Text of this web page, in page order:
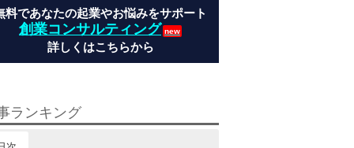
料であなたの起業やお悩みをサポート
創業コンサルティング
詳しくはこちらから
ランキング